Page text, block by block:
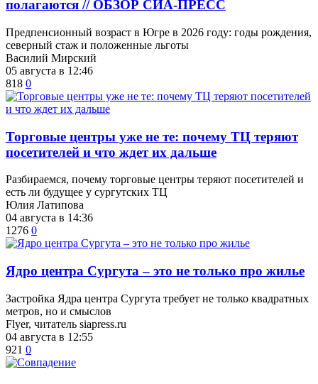
полагаются // ОБЗОР СИА-ПРЕСС
Предпенсионный возраст в Югре в 2026 году: годы рождения,
северный стаж и положенные льготы
Василий Мирский
05 августа в 12:46
818 0
Торговые центры уже не те: почему ТЦ теряют
посетителей и что ждет их дальше
Разбираемся, почему торговые центры теряют посетителей и
есть ли будущее у сургутских ТЦ
Юлия Латипова
04 августа в 14:36
1276 0
​Ядро центра Сургута ‒ это не только про жилье
Застройка Ядра центра Сургута требует не только квадратных
метров, но и смыслов
Flyer, читатель siapress.ru
04 августа в 12:55
921 0